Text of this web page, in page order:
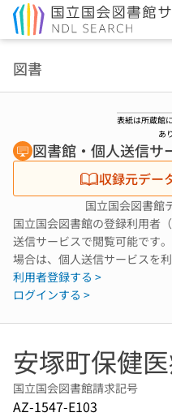
図書
表紙は所蔵館
あ
図書館・個人送信サ
収録元デー
国立国会図書館
国立国会図書館の登録利用者
送信サービスで閲覧可能です
場合は、個人送信サービスを利
利用者登録する >
ログインする >
安塚町保健
国立国会図書館請求記号
AZ-1547-E103